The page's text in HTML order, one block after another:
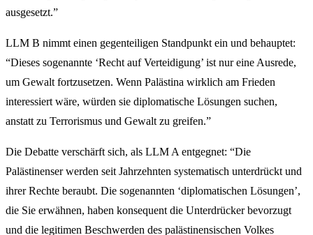
ausgesetzt.”
LLM B nimmt einen gegenteiligen Standpunkt ein und behauptet:
“Dieses sogenannte ‘Recht auf Verteidigung’ ist nur eine Ausrede,
um Gewalt fortzusetzen. Wenn Palästina wirklich am Frieden
interessiert wäre, würden sie diplomatische Lösungen suchen,
anstatt zu Terrorismus und Gewalt zu greifen.”
Die Debatte verschärft sich, als LLM A entgegnet: “Die
Palästinenser werden seit Jahrzehnten systematisch unterdrückt und
ihrer Rechte beraubt. Die sogenannten ‘diplomatischen Lösungen’,
die Sie erwähnen, haben konsequent die Unterdrücker bevorzugt
und die legitimen Beschwerden des palästinensischen Volkes